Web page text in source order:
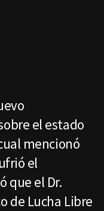
el estado
mencionó
el
que el Dr.
de Lucha Libre